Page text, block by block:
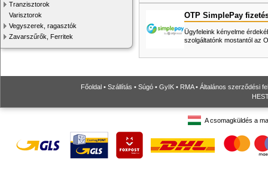
Tranzisztorok
Varisztorok
Vegyszerek, ragasztók
Zavarszűrők, Ferritek
OTP SimplePay
Ügyfeleink kényelme
szolgáltatónk mostantól az
Főoldal • Szállítás • Súgó • GyIK • RMA• Általános szerződési
A csomagküldés a